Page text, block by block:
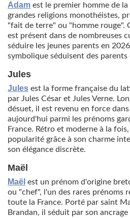
Adam est le premier homme de
grandes religions monothéistes,
"fait de terre" ou "homme rouge".
est présent dans de nombreuses
séduire les jeunes parents en
symbolique séduisent des
Jules
Jules est la forme française du
par Jules César et Jules Verne.
désuet, il est revenu en force
aujourd'hui parmi les prénoms
France. Rétro et moderne à la
popularité grâce à son charme
son élégance discrète.
Maël
Maël est un prénom d'origine
ou "chef", l'un des rares prénoms
toute la France. Porté par saint
Brandan, il séduit par son